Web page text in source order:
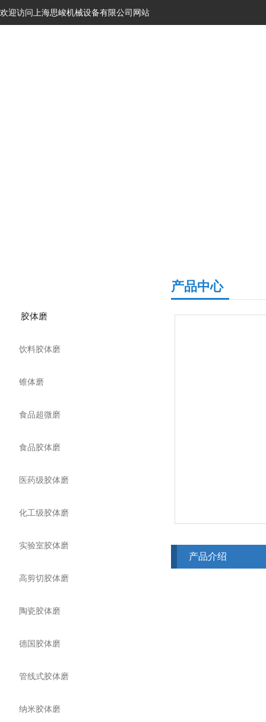
欢迎访问上海思峻机械设备有限公司网站
胶体磨
饮料胶体磨
锥体磨
食品超微磨
食品胶体磨
医药级胶体磨
化工级胶体磨
实验室胶体磨
高剪切胶体磨
陶瓷胶体磨
德国胶体磨
管线式胶体磨
纳米胶体磨
产品中心
产品介绍